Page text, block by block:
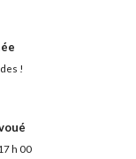
!
h 00